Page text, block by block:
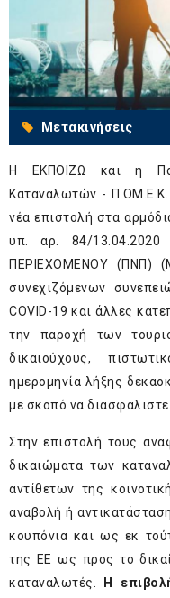
Μετακινήσεις
Η ΕΚΠΟΙΖΩ και η
Καταναλωτών - Π.ΟΜ.Ε.Κ.
νέα επιστολή στα
υπ. αρ. 84/
ΠΕΡΙΕΧΟΜΕΝΟΥ (ΠΝΠ)
συνεχιζόμενων
COVID-19 και άλλες
την παροχή των
δικαιούχους,
ημερομηνία λήξης
με σκοπό να
Στην επιστολή τους
δικαιώματα των
αντίθετων της
αναβολή ή
κουπόνια και ως εκ
της ΕΕ ως προς το
καταναλωτές.
Η